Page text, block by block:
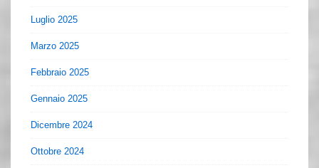
Luglio 2025
Marzo 2025
Febbraio 2025
Gennaio 2025
Dicembre 2024
Ottobre 2024